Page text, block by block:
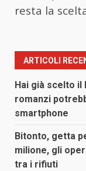
resta la
ARTICOLI
Hai già scelto
romanzi
smartphone
Bitonto, getta
milione, gli
tra i rifiuti